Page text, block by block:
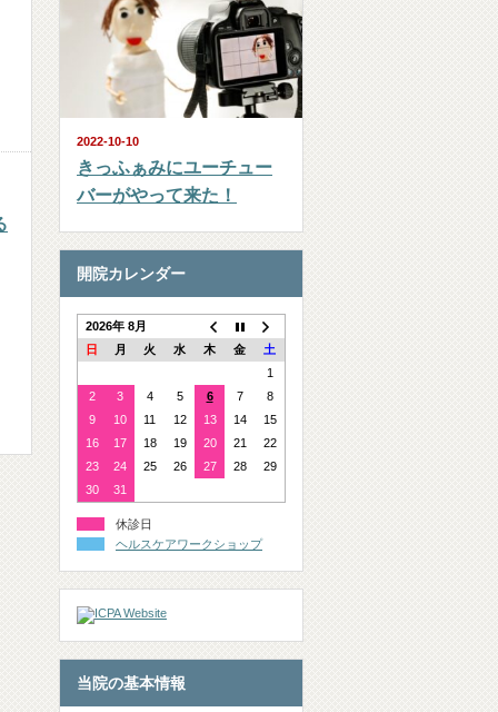
2022-10-10
きっふぁみにユーチュー
バーがやって来た！
開院カレンダー
2026年 8月
日
月 火 水 木 金
土
1
2
3 4 5 6 7
8
9
10 11 12 13 14
15
16
17 18 19 20 21
22
23
24 25 26 27 28
29
30
31
休診日
ヘルスケアワークショップ
当院の基本情報